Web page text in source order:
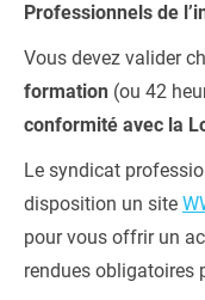
Professionnels de
Vous devez valider
formation (ou 42
conformité avec la
Le syndicat
disposition un site
pour vous offrir un
rendues obligatoires